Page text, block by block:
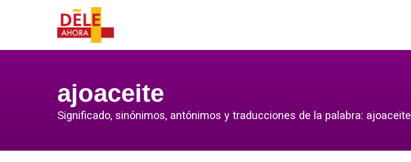
ajoaceite
Significado, sinónimos, antónimos y traducciones de la palabra: ajoaceite